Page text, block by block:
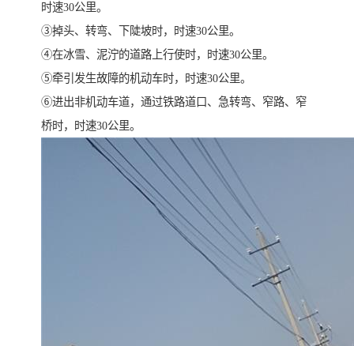
时速30公里。
③掉头、转弯、下陡坡时，时速30公里。
④在冰雪、泥泞的道路上行使时，时速30公里。
⑤牵引发生故障的机动车时，时速30公里。
⑥进出非机动车道，通过铁路道口、急转弯、窄路、窄
桥时，时速30公里。